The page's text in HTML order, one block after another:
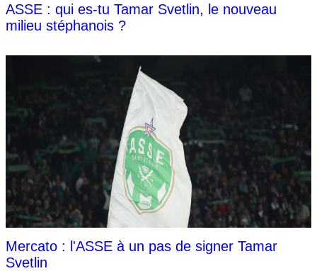
ASSE : qui es-tu Tamar Svetlin, le nouveau
milieu stéphanois ?
Mercato : l'ASSE à un pas de signer Tamar
Svetlin